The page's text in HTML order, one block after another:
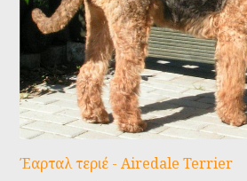
Έαρταλ τεριέ - Airedale Terrier